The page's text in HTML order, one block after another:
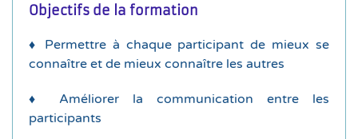
Objectifs de la formation
♦ Permettre à chaque participant de mieux se
connaître et de mieux connaître les autres
♦ Améliorer la communication entre les
participants
♦ Découverte des autres participants grâce à un
temps de partage et d’écoute active sans
jugement à partir des résultats des tests et de
l’analyse SWOT personnelle
Renforcer l’esprit d’appartenance et la motivation
à partir d’objectifs communs :